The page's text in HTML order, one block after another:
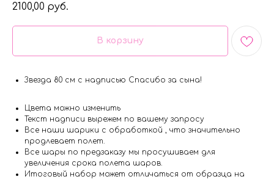
2100,00 руб.
В корзину
Звезда 80 см с надписью Спасибо за сына!
Цвета можно изменить
Текст надписи вырежем по вашему запросу
Все наши шарики с обработкой , что значительно
продлевает полет.
Все шары по предзаказу мы просушиваем для
увеличения срока полета шаров.
Итоговый набор может отличаться от образца на